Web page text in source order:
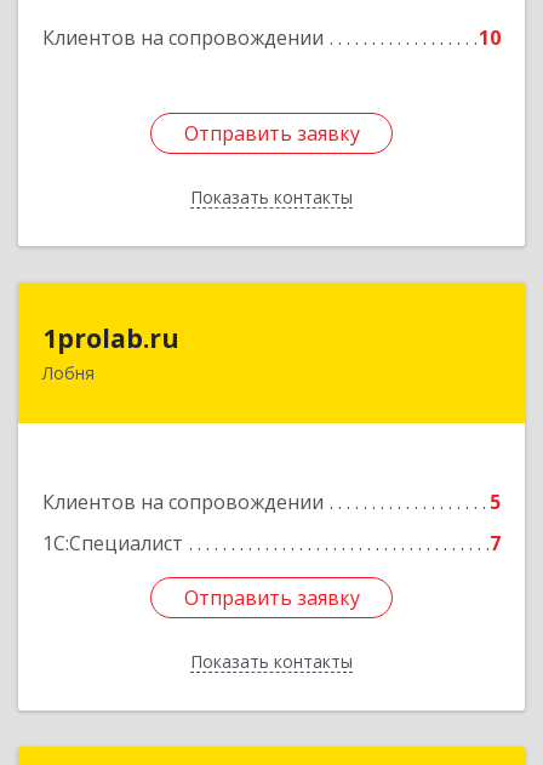
Клиентов на сопровождении 10
Отправить заявку
Показать контакты
Отправить заявку
Назад
1prolab.ru
Лобня
Клиентов на сопровождении
5
1С:Специалист
7
Отправить заявку
Показать контакты
141865, Московская обл, Дмитровский р-н,
Отправить заявку
Назад